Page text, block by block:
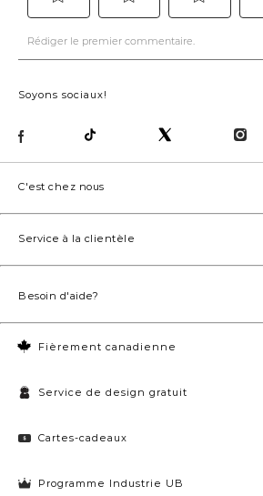
Soyons sociaux!
Fièrement canadienne
Service de design gratuit
Cartes-cadeaux
Programme Industrie UB
C'est chez nous
Service à la clientèle
Besoin d'aide?